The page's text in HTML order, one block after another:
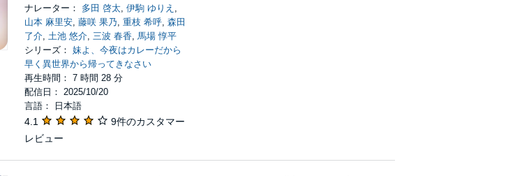
ナレーター： 多田 啓太,伊駒 ゆりえ ,
山本 麻里安,藤咲 果乃,重枝 希呼,森田
了介,土池 悠介,三波 春香,馬場 惇平
シリーズ：妹よ、今夜はカレーだから
早く異世界から帰ってきなさい
再生時間： 7 時間 28 分
配信日： 2025/10/20
言語： 日本語
4.1
9件のカスタマー
レビュー